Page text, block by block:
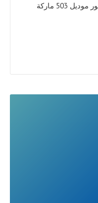
ماكينة تعبئة شامبو و كاتشب و عطور موديل 503 ماركة